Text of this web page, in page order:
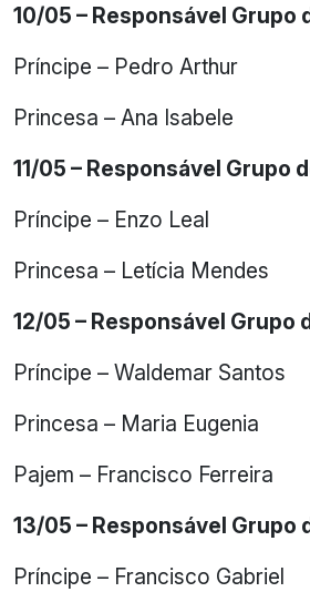
10/05 – Responsável Grupo
Príncipe – Pedro Arthur
Princesa – Ana Isabele
11/05 – Responsável Grupo
Príncipe – Enzo Leal
Princesa – Letícia Mendes
12/05 – Responsável Grupo
Príncipe – Waldemar Santos
Princesa – Maria Eugenia
Pajem – Francisco Ferreira
13/05 – Responsável Grupo
Príncipe – Francisco Gabriel